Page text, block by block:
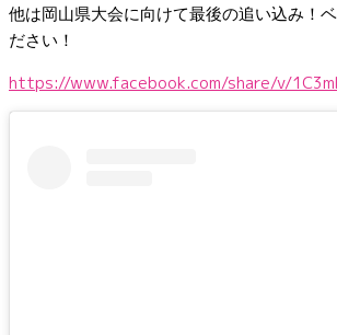
他は岡山県大会に向けて最後の追い込み！
ださい！
https://www.facebook.com/share/v/